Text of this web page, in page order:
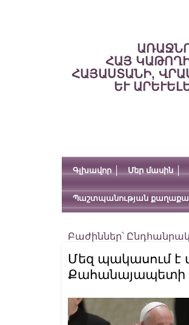
ՀԱՅ
ՀԱՅԱՍՏԱՆԻ,
ԵՒ
Գլխավոր Մեր մասին
Պաշտպանության
Բաժիններ՝
Մեզ պակասում է
Քահանայապետի